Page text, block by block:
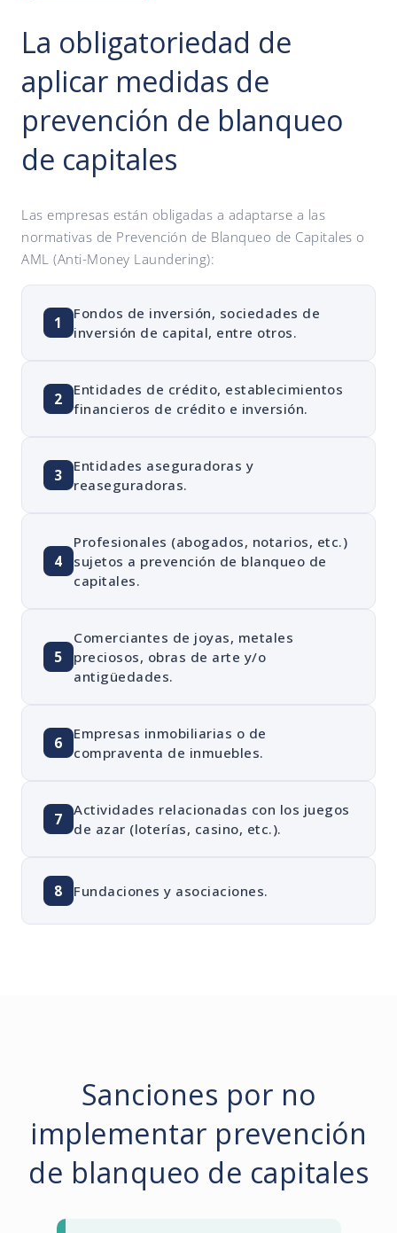
La obligatoriedad de
aplicar medidas de
prevención de blanqueo
de capitales
Las empresas están obligadas a adaptarse a las
normativas de Prevención de Blanqueo de Capitales o
AML (Anti-Money Laundering):
1
Fondos de inversión, sociedades de
inversión de capital, entre otros.
2
Entidades de crédito, establecimientos
financieros de crédito e inversión.
3
Entidades aseguradoras y
reaseguradoras.
4
Profesionales (abogados, notarios, etc.)
sujetos a prevención de blanqueo de
capitales.
5
Comerciantes de joyas, metales
preciosos, obras de arte y/o
antigüedades.
6
Empresas inmobiliarias o de
compraventa de inmuebles.
7
Actividades relacionadas con los juegos
de azar (loterías, casino, etc.).
8 Fundaciones y asociaciones.
Sanciones por no
implementar prevención
de blanqueo de capitales